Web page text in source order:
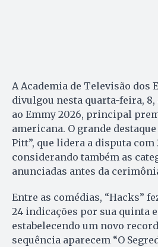
A Academia de Televisão dos
divulgou nesta quarta-feira,
ao Emmy 2026, principal
americana. O grande
Pitt”, que lidera a disputa com
considerando também as
anunciadas antes da
Entre as comédias, “Hacks”
24 indicações por sua quinta
estabelecendo um novo
sequência aparecem “O